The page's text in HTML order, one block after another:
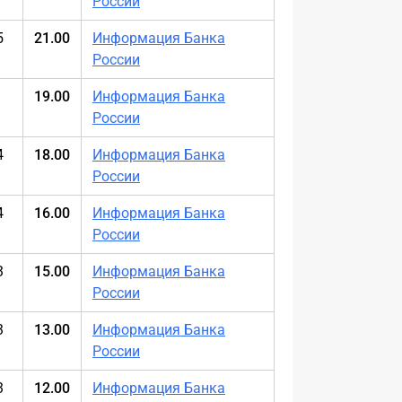
21.00
Информация Банка
России
19.00
Информация Банка
России
18.00
Информация Банка
России
16.00
Информация Банка
России
15.00
Информация Банка
России
13.00
Информация Банка
России
12.00
Информация Банка